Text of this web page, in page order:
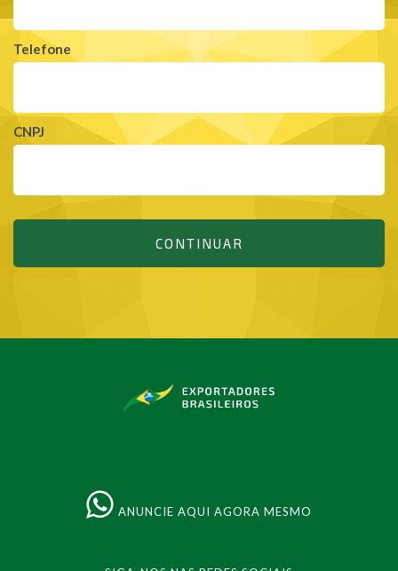
Telefone
CNPJ
CONTINUAR
ANUNCIE AQUI AGORA MESMO